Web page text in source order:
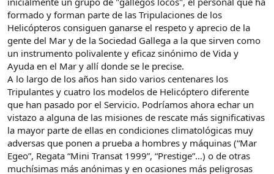
formado y forman parte de las Tripulaciones de los
Helicópteros consiguen ganarse el respeto y aprecio de la
gente del Mar y de la Sociedad Gallega a la que sirven como
un instrumento polivalente y eficaz sinónimo de Vida y
Ayuda en el Mar y allí donde se le precise.
A lo largo de los años han sido varios centenares los
Tripulantes y cuatro los modelos de Helicóptero diferente
que han pasado por el Servicio. Podríamos ahora echar un
vistazo a alguna de las misiones de rescate más significativas
la mayor parte de ellas en condiciones climatológicas muy
adversas que ponen a prueba a hombres y máquinas (“Mar
Egeo”, Regata “Mini Transat 1999”, “Prestige”…) o de otras
muchísimas más anónimas y en ocasiones más peligrosas